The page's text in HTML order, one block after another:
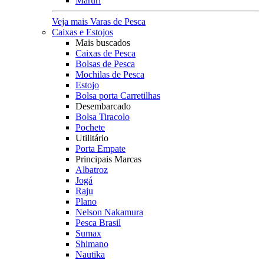
Veja mais Varas de Pesca
Caixas e Estojos
Mais buscados
Caixas de Pesca
Bolsas de Pesca
Mochilas de Pesca
Estojo
Bolsa porta Carretilhas
Desembarcado
Bolsa Tiracolo
Pochete
Utilitário
Porta Empate
Principais Marcas
Albatroz
Jogá
Raju
Plano
Nelson Nakamura
Pesca Brasil
Sumax
Shimano
Nautika